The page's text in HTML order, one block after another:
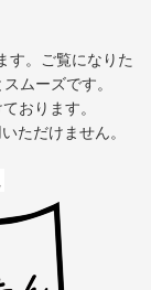
す。ご覧になりた
ムーズです。
おります。
ただけません。